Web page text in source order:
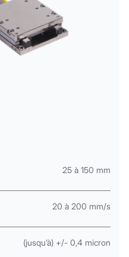
25 à 150 mm
20 à 200 mm/s
(jusqu’à) +/- 0,4 micron